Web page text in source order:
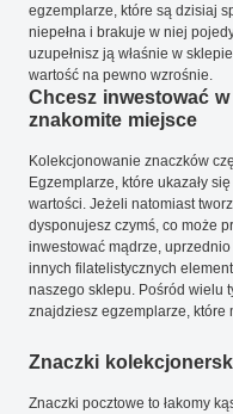
egzemplarze, które są dzisiaj
niepełna i brakuje w niej
uzupełnisz ją właśnie w
wartość na pewno wzrośnie.
Chcesz inwestować
znakomite miejsce
Kolekcjonowanie znaczków
Egzemplarze, które ukazały
wartości. Jeżeli natomiast
dysponujesz czymś, co może
inwestować mądrze,
innych filatelistycznych
naszego sklepu. Pośród wielu
znajdziesz egzemplarze, które
Znaczki
Znaczki pocztowe to łakomy